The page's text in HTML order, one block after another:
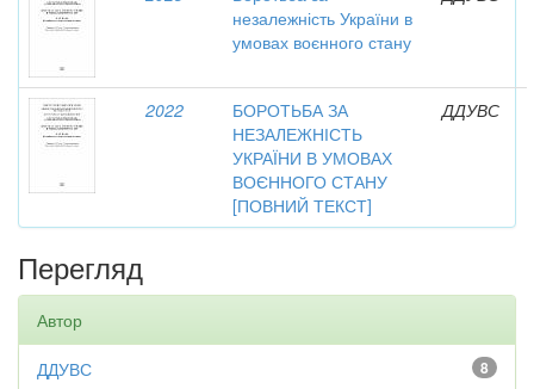
незалежність України в
умовах воєнного стану
2022
БОРОТЬБА ЗА
НЕЗАЛЕЖНІСТЬ
УКРАЇНИ В УМОВАХ
ВОЄННОГО СТАНУ
[ПОВНИЙ ТЕКСТ]
ДДУВС
Перегляд
Автор
8
ДДУВС